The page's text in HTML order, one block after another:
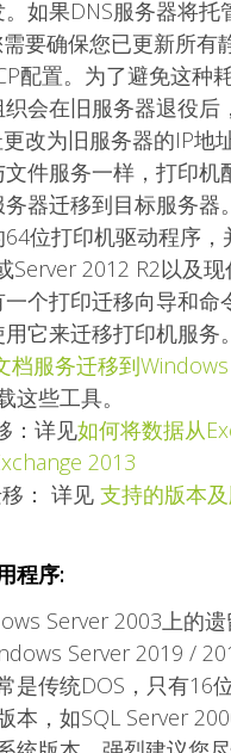
如果DNS服务器将托
要确保您已更新所有
配置。为了避免这种
会在旧服务器退役后
改为旧服务器的IP地址
件服务一样，打印机
器迁移到目标服务器
位打印机驱动程序，
Server 2012 R2以及
个打印迁移向导和命
它来迁移打印机服务
档服务迁移到
这些工具。
：详见如何将数据从
2013
： 详见 支持的版本
程序:
Server 2003上的
Server 2019 /
是传统DOS，只有16
本，如SQL Server